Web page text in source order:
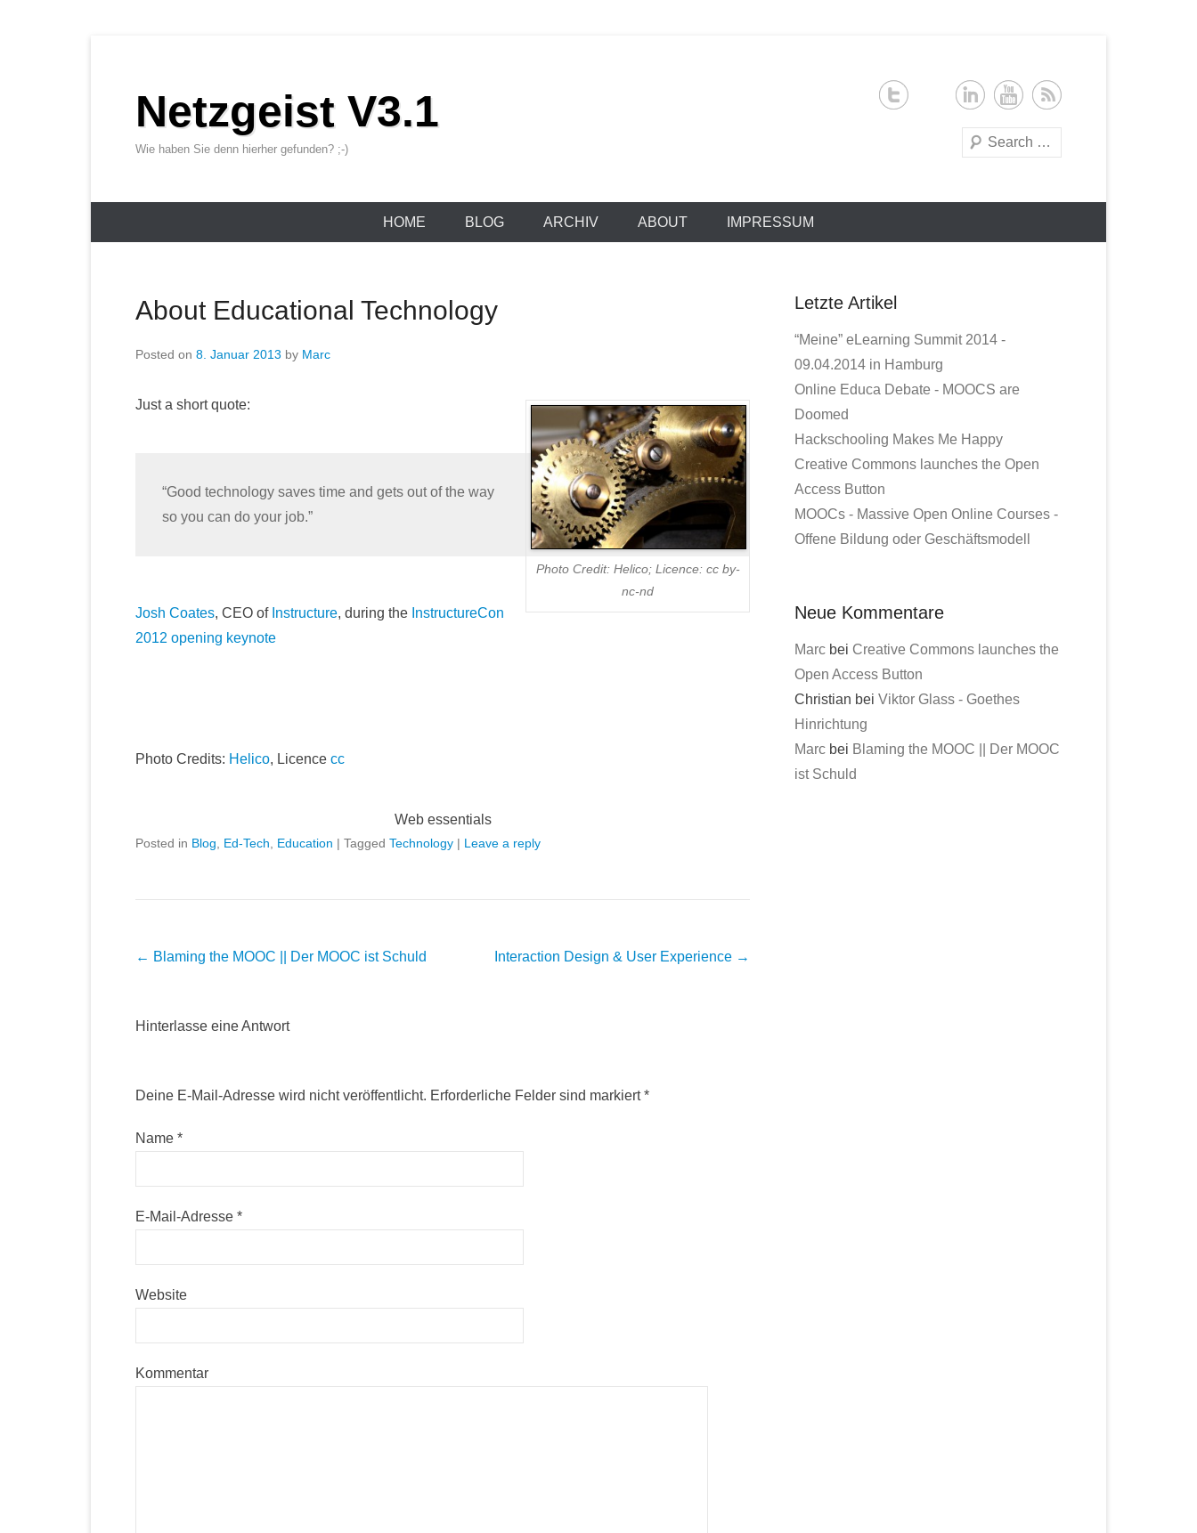
Netzgeist V3.1
Wie haben Sie denn hierher gefunden? ;-)
Search
HOME BLOG ARCHIV ABOUT IMPRESSUM
About Educational Technology
Posted on 8. Januar 2013 by Marc
Photo Credit: Helico; Licence: cc by-
nc-nd
Just a short quote:
“Good technology saves time and gets out of the way
so you can do your job.”
Josh Coates, CEO of Instructure, during the InstructureCon
2012 opening keynote
Photo Credits: Helico, Licence cc
Web essentials
Posted in Blog Ed-Tech Education | Tagged Technology | Leave a reply
Post navigation
← Blaming the MOOC || Der MOOC ist Schuld Interaction Design & User Experience →
Hinterlasse eine Antwort
Deine E-Mail-Adresse wird nicht veröffentlicht. Erforderliche Felder sind markiert*
Name *
E-Mail-Adresse *
Website
Kommentar
Letzte Artikel
“Meine” eLearning Summit 2014 -
09.04.2014 in Hamburg
Online Educa Debate - MOOCS are
Doomed
Hackschooling Makes Me Happy
Creative Commons launches the Open
Access Button
MOOCs - Massive Open Online Courses -
Offene Bildung oder Geschäftsmodell
Neue Kommentare
Marc bei Creative Commons launches the
Open Access Button
Christian bei Viktor Glass - Goethes
Hinrichtung
Marc bei Blaming the MOOC || Der MOOC
ist Schuld